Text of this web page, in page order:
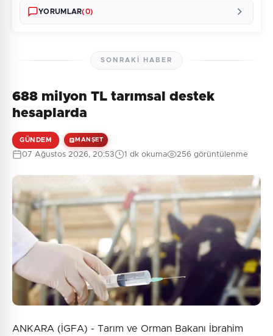
5 + 3 = ?
Gönder
YORUMLAR(0)
Henüz yorum yapılmamış. İlk yorumu siz yapın!
SONRAKI HABER
688 milyon TL tarımsal destek
hesaplarda
GÜNDEM MANŞET
07 Ağustos 2026, 20:53 1 dk okuma 256 görüntülenme
ANKARA (İGFA) - Tarım ve Orman Bakanı İbrahim